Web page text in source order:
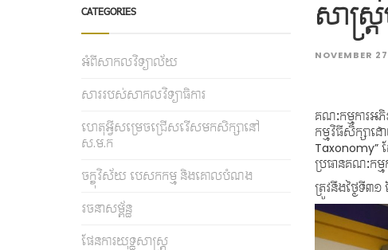
CATEGORIES
អំពីសាកលវិទ្យាល័យ
សាររបស់សាកលវិទ្យាធិការ
ហេតុអ្វីសម្រេចជ្រើសរើសមកសិក្សានៅ
ស.ម.ក
ចក្ខុវិស័យ បេសកកម្ម និងគោលបំណង
រចនាសម្ព័ន្ធ
ផែនការយុទ្ធសាស្រ្ត
សាស្រ្
NOVEMBER
គណៈកម្មការអ
កម្មវិធីសិក្សាដ
Taxonomy”
ប្រធានគណៈកម្
ត្រូវនឹងថ្ងៃទី៣